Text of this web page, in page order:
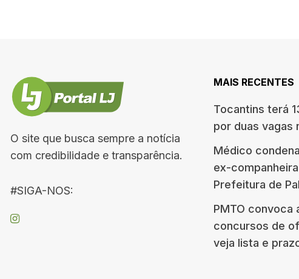
O site que busca sempre a notícia
com credibilidade e transparência.
#SIGA-NOS:
MAIS RECENTES
Tocantins terá
por duas vagas
Médico
ex-
Prefeitura de
PMTO convoca
concursos de
veja lista e